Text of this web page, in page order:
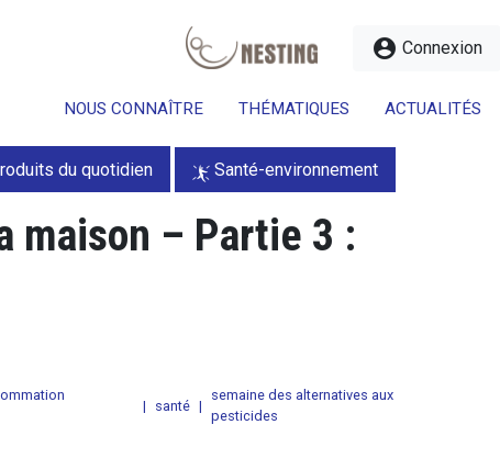
account_circle Connexion
NOUS CONNAÎTRE THÉMATIQUES ACTUALITÉS
du quotidien Santé-environnement
maison – Partie 3 :
| santé |
semaine des alternatives aux
pesticides